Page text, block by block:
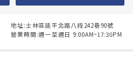
地址:士林區延平北路八段242巷90號
營業時間:週一至週日 9:00AM~17:30PM